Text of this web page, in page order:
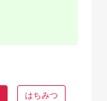
はちみつ